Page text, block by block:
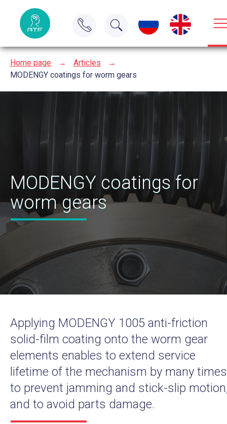
Home page → Articles
→
MODENGY coatings for worm gears
MODENGY coatings for
worm gears
Applying MODENGY 1005 anti-friction
solid-film coating onto the worm gear
elements enables to extend service
lifetime of the mechanism by many
to prevent jamming and stick-slip
and to avoid parts damage.